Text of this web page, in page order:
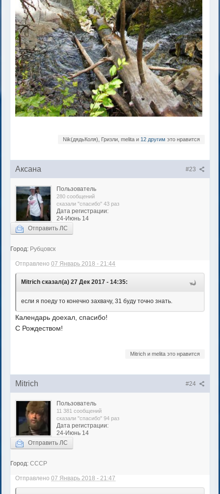
Nik(дядьКоля), Гризли, melita и 12 другим это нравится
#23
Аксана
Пользователь
280 сообщений
сказали "спасибо" 43 раз
Дата регистрации:
24-Июнь 14
Отправить ЛС
Город: Рубцовск
Отправлено07 Январь 2018 - 21:44
Mitrich сказал(а) 27 Дек 2017 - 14:35:
если я поеду то конечно захвачу, 31 буду точно знать.
Календарь доехал, спасибо!
С Рождеством!
Mitrich и melita это нравится
#24
Mitrich
Пользователь
11 381 сообщений
сказали "спасибо" 94 раз
Дата регистрации:
24-Июнь 14
Отправить ЛС
Город: СССР
Отправлено07 Январь 2018 - 21:47